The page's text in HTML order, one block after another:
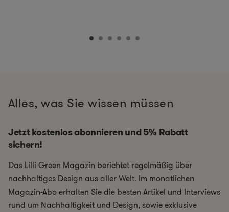
Alles, was Sie wissen müssen
Jetzt kostenlos abonnieren und 5% Rabatt
sichern!
Das Lilli Green Magazin berichtet regelmäßig über
nachhaltiges Design aus aller Welt. Im monatlichen
Magazin-Abo erhalten Sie die besten Artikel und Interviews
rund um Nachhaltigkeit und Design, sowie exklusive